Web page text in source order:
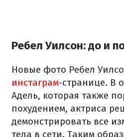
Ребел Уилсон: до и
Новые фото Ребел
инстаграм-странице. В
Адель, которая также
похудением, актриса
демонстрировать все
тела в сети. Таким